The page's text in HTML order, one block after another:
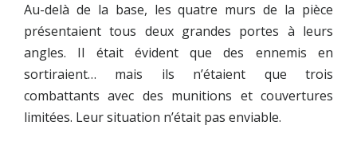
Au-delà de la base, les quatre murs de la pièce
présentaient tous deux grandes portes à leurs
angles. Il était évident que des ennemis en
sortiraient… mais ils n’étaient que trois
combattants avec des munitions et couvertures
limitées. Leur situation n’était pas enviable.